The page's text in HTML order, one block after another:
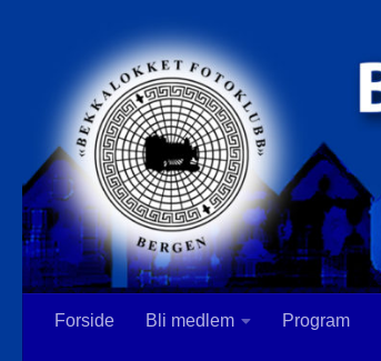
Skip to content
Forside Bli medlem Program